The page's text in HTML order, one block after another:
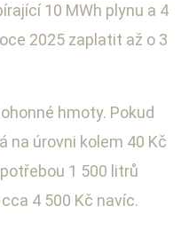
10 MWh plynu a 4
2025 zaplatit až o 3
hmoty. Pokud
na úrovni kolem 40 Kč
1 500 litrů
4 500 Kč navíc.